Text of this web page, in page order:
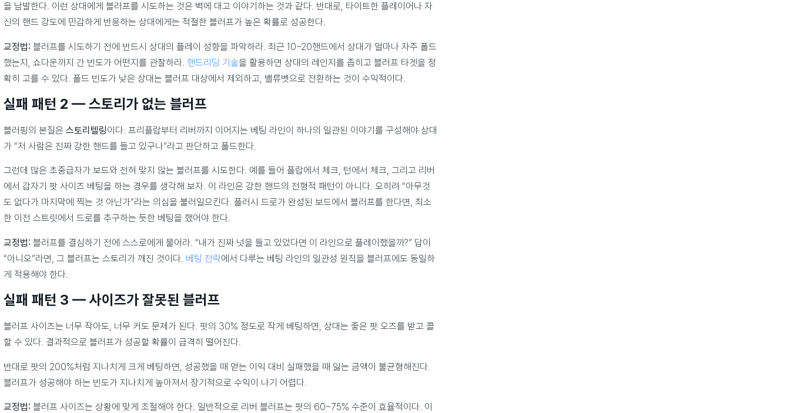
을 남발한다. 이런 상대에게 블러프를 시도하는 것은 벽에 대고 이야기하는 것과 같다. 반대로, 타이트한 플레이어나 자
신의 핸드 강도에 민감하게 반응하는 상대에게는 적절한 블러프가 높은 확률로 성공한다.
교정법: 블러프를 시도하기 전에 반드시 상대의 플레이 성향을 파악하라. 최근 10~20핸드에서 상대가 얼마나 자주 폴드
했는지, 쇼다운까지 간 빈도가 어떤지를 관찰하라. 핸드리딩 기술을 활용하면 상대의 레인지를 좁히고 블러프 타겟을 정
확히 고를 수 있다. 폴드 빈도가 낮은 상대는 블러프 대상에서 제외하고, 밸류벳으로 전환하는 것이 수익적이다.
실패 패턴 2 — 스토리가 없는 블러프
블러핑의 본질은 스토리텔링이다. 프리플랍부터 리버까지 이어지는 베팅 라인이 하나의 일관된 이야기를 구성해야 상대
가 “저 사람은 진짜 강한 핸드를 들고 있구나”라고 판단하고 폴드한다.
그런데 많은 초중급자가 보드와 전혀 맞지 않는 블러프를 시도한다. 예를 들어 플랍에서 체크, 턴에서 체크, 그리고 리버
에서 갑자기 팟 사이즈 베팅을 하는 경우를 생각해 보자. 이 라인은 강한 핸드의 전형적 패턴이 아니다. 오히려 “아무것
도 없다가 마지막에 찍는 것 아닌가”라는 의심을 불러일으킨다. 플러시 드로가 완성된 보드에서 블러프를 한다면, 최소
한 이전 스트릿에서 드로를 추구하는 듯한 베팅을 했어야 한다.
교정법: 블러프를 결심하기 전에 스스로에게 물어라. “내가 진짜 넛을 들고 있었다면 이 라인으로 플레이했을까?” 답이
“아니오”라면, 그 블러프는 스토리가 깨진 것이다. 베팅 전략에서 다루는 베팅 라인의 일관성 원칙을 블러프에도 동일하
게 적용해야 한다.
실패 패턴 3 — 사이즈가 잘못된 블러프
블러프 사이즈는 너무 작아도, 너무 커도 문제가 된다. 팟의 30% 정도로 작게 베팅하면, 상대는 좋은 팟 오즈를 받고 콜
할 수 있다. 결과적으로 블러프가 성공할 확률이 급격히 떨어진다.
반대로 팟의 200%처럼 지나치게 크게 베팅하면, 성공했을 때 얻는 이익 대비 실패했을 때 잃는 금액이 불균형해진다.
블러프가 성공해야 하는 빈도가 지나치게 높아져서 장기적으로 수익이 나기 어렵다.
교정법: 블러프 사이즈는 상황에 맞게 조절해야 한다. 일반적으로 리버 블러프는 팟의 60~75% 수준이 효율적이다. 이